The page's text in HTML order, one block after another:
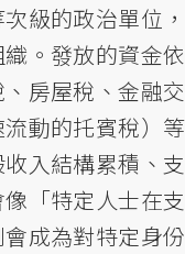
級的政治單位，
。發放的資金依
房屋稅、金融交
動的托賓稅）等
入結構累積、支
「特定人士在支
成為對特定身份